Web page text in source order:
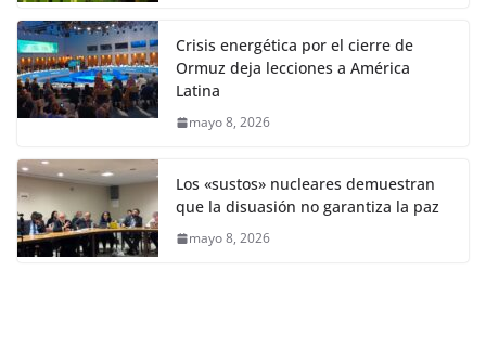
Crisis energética por el cierre de
Ormuz deja lecciones a América
Latina
mayo 8, 2026
Los «sustos» nucleares demuestran
que la disuasión no garantiza la paz
mayo 8, 2026